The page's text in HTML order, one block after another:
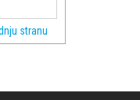
stranu